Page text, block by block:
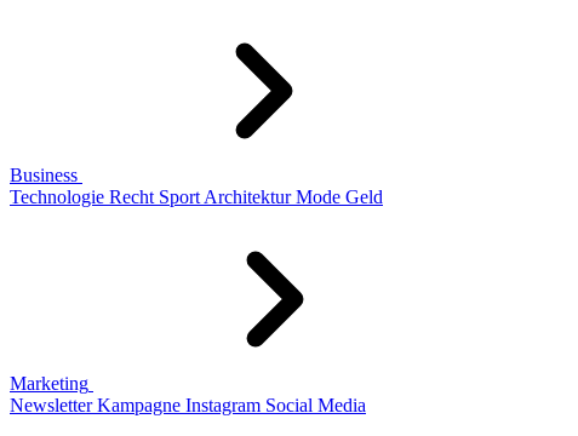
Business
Technologie Recht Sport Architektur Mode Geld
Marketing
Newsletter Kampagne Instagram Social Media